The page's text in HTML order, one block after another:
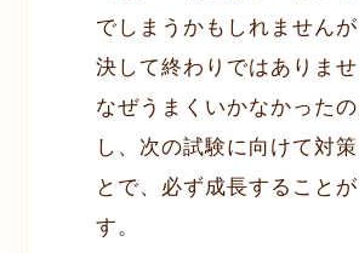
でしまうかもしれません
決して終わりではありませ
なぜうまくいかなかった
し、次の試験に向けて対
とで、必ず成長することが
す。